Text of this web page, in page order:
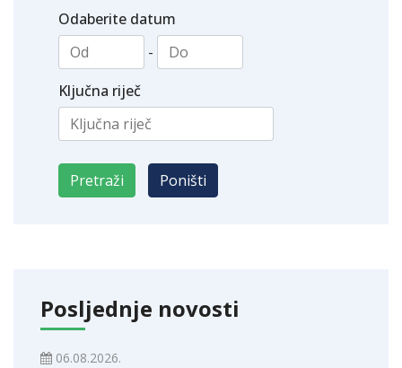
Odaberite datum
-
Ključna riječ
Posljednje novosti
06.08.2026.